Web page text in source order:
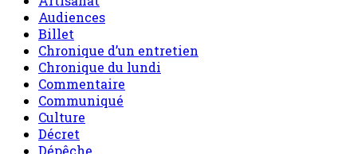
Audiences
Billet
Chronique d’un entretien
Chronique du lundi
Commentaire
Communiqué
Culture
Décret
Dépêche